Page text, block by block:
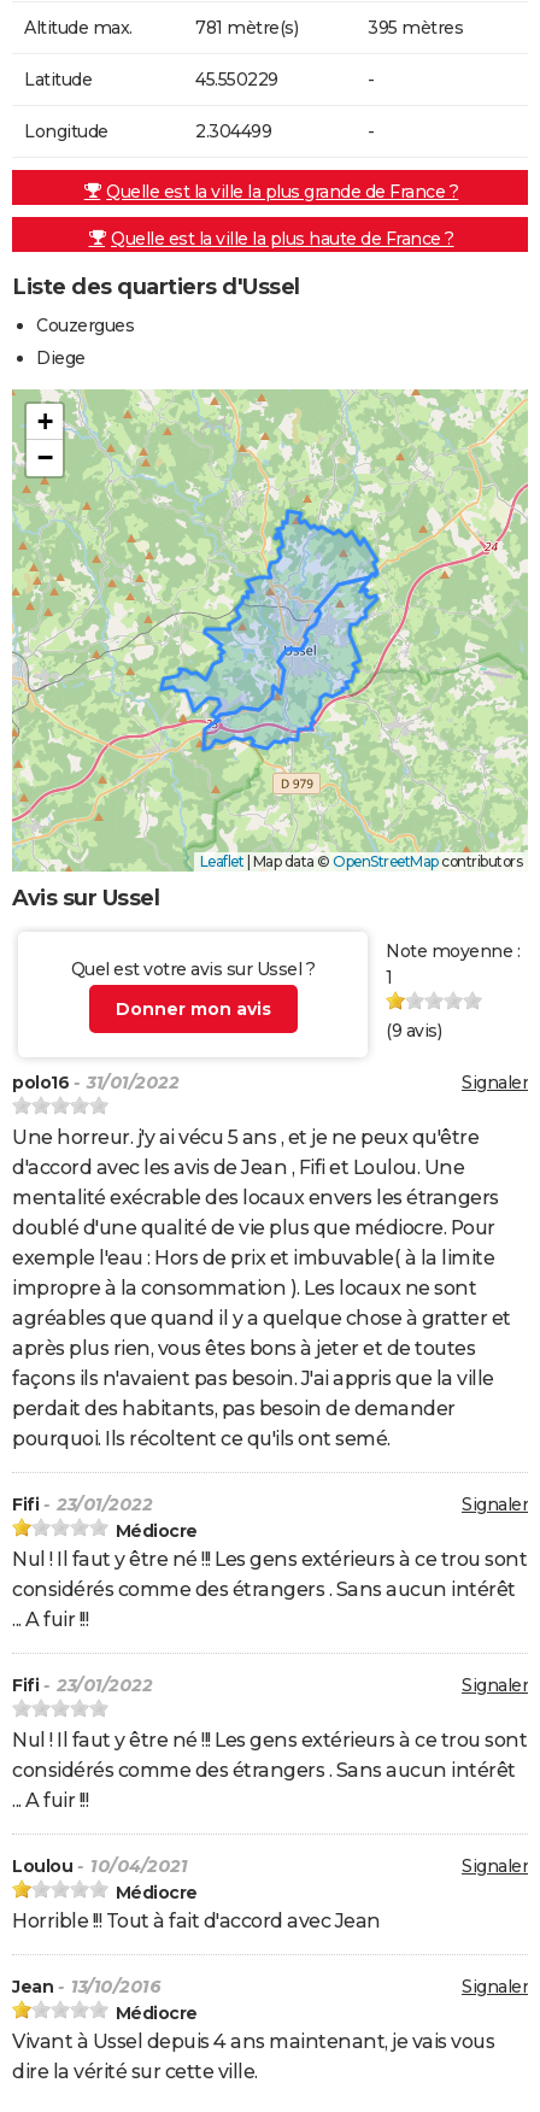
Altitude max. 781 mètre(s) 395 mètres
Latitude 45.550229 -
Longitude 2.304499 -
Quelle est la ville la plus grande de France ?
Quelle est la ville la plus haute de France ?
Liste des quartiers d'Ussel
Couzergues
Diege
+
−
Leaflet Map data © OpenStreetMapcontributors
Avis sur Ussel
Quel est votre avis sur Ussel ?
Donner mon avis
Note moyenne :
1
(9 avis)
Signaler
polo16 - 31/01/2022
Une horreur. j'y ai vécu 5 ans , et je ne peux qu'être
d'accord avec les avis de Jean , Fifi et Loulou. Une
mentalité exécrable des locaux envers les étrangers
doublé d'une qualité de vie plus que médiocre. Pour
exemple l'eau : Hors de prix et imbuvable( à la limite
impropre à la consommation ). Les locaux ne sont
agréables que quand il y a quelque chose à gratter et
après plus rien, vous êtes bons à jeter et de toutes
façons ils n'avaient pas besoin. J'ai appris que la ville
perdait des habitants, pas besoin de demander
pourquoi. Ils récoltent ce qu'ils ont semé.
Signaler
Fifi - 23/01/2022
Médiocre
Nul ! Il faut y être né !!! Les gens extérieurs à ce trou sont
considérés comme des étrangers . Sans aucun intérêt
... A fuir !!!
Signaler
Fifi - 23/01/2022
Nul ! Il faut y être né !!! Les gens extérieurs à ce trou sont
considérés comme des étrangers . Sans aucun intérêt
... A fuir !!!
Signaler
Loulou - 10/04/2021
Médiocre
Horrible !!! Tout à fait d'accord avec Jean
Signaler
Jean - 13/10/2016
Médiocre
Vivant à Ussel depuis 4 ans maintenant, je vais vous
dire la vérité sur cette ville.